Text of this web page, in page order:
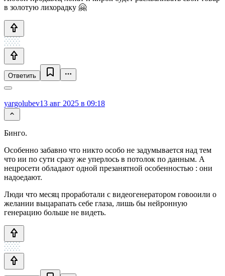
в золотую лихорадку 🤗
Ответить
yargolubev13 авг 2025 в 09:18
Бинго.
Особенно забавно что никто особо не задумывается над тем
что ии по сути сразу же уперлось в потолок по данным. А
нецросети обладают одной презанятной особенностью : они
надоедают.
Люди что месяц проработали с видеогенератором говооили о
желании выцарапать себе глаза, лишь бы нейронную
генерацию больше не видеть.